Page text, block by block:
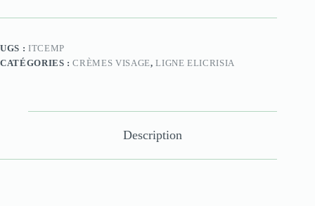
UGS : ITCEMP
CATÉGORIES :CRÈMES VISAGE,LIGNE ELICRISIA
Description